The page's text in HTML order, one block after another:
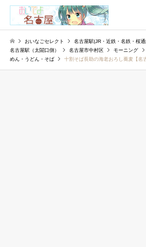
おいなごセレクト
名古屋駅(JR・近鉄・名鉄・桜
名古屋駅（太閤口側）
名古屋市中村区 モーニング
めん・うどん・そば
十割そば長助の海老おろし蕎麦【名